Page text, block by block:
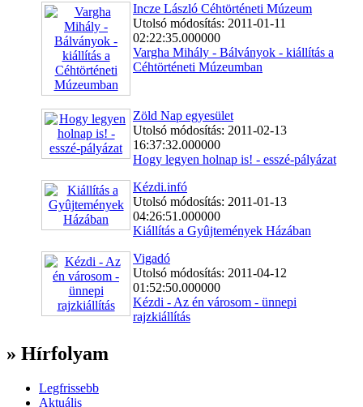
Incze László Céhtörténeti Múzeum
Utolsó módosítás: 2011-01-11
02:22:35.000000
Vargha Mihály - Bálványok - kiállítás a
Céhtörténeti Múzeumban
Zöld Nap egyesület
Utolsó módosítás: 2011-02-13
16:37:32.000000
Hogy legyen holnap is! - esszé-pályázat
Kézdi.infó
Utolsó módosítás: 2011-01-13
04:26:51.000000
Kiállítás a Gyûjtemények Házában
Vigadó
Utolsó módosítás: 2011-04-12
01:52:50.000000
Kézdi - Az én városom - ünnepi
rajzkiállítás
» Hírfolyam
Legfrissebb
Aktuális